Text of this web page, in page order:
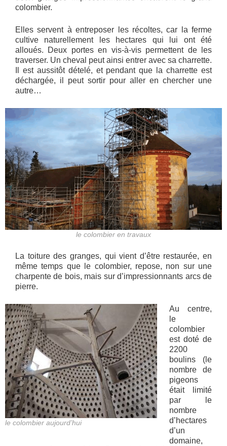
colombier.
Elles servent à entreposer les récoltes, car la ferme
cultive naturellement les hectares qui lui ont été
alloués. Deux portes en vis-à-vis permettent de les
traverser. Un cheval peut ainsi entrer avec sa charrette.
Il est aussitôt dételé, et pendant que la charrette est
déchargée, il peut sortir pour aller en chercher une
autre…
le colombier en travaux
La toiture des granges, qui vient d’être restaurée, en
même temps que le colombier, repose, non sur une
charpente de bois, mais sur d’impressionnants arcs de
pierre.
le colombier aujourd’hui
Au centre,
le
colombier
est doté de
2200
boulins (le
nombre de
pigeons
était limité
par le
nombre
d’hectares
d’un
domaine,